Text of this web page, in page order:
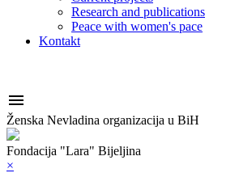
Research and publications
Peace with women's pace
Kontakt

Ženska Nevladina organizacija u BiH
Fondacija "Lara" Bijeljina
×